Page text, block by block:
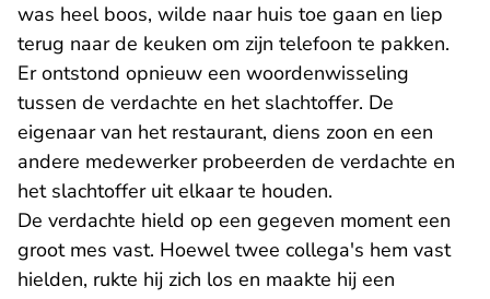
was heel boos, wilde naar huis toe gaan en liep
terug naar de keuken om zijn telefoon te pakken.
Er ontstond opnieuw een woordenwisseling
tussen de verdachte en het slachtoffer. De
eigenaar van het restaurant, diens zoon en een
andere medewerker probeerden de verdachte en
het slachtoffer uit elkaar te houden.
De verdachte hield op een gegeven moment een
groot mes vast. Hoewel twee collega's hem vast
hielden, rukte hij zich los en maakte hij een